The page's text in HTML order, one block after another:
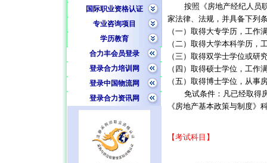
国际职业资格认证
专业咨询项目
学历教育
合力丰会员登录
登录合力培训网
登录中国物流网
登录合力资讯网
按照《房地产经纪人员
家法律、法规，并具备下列
（一）取得大专学历，工作
（二）取得大学本科学历，
（三）取得双学士学位或研
（四）取得硕士学位，工作
（五）取得博士学位，从事
免试条件：凡已经取得
《房地产基本政策与制度》
【考试科目】